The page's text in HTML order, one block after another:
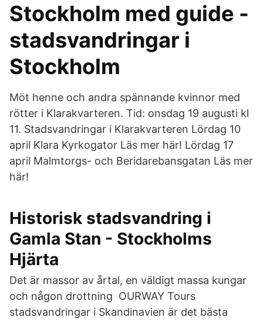
Stockholm med guide -
stadsvandringar i
Stockholm
Möt henne och andra spännande kvinnor med
rötter i Klarakvarteren. Tid: onsdag 19 augusti kl
11. Stadsvandringar i Klarakvarteren Lördag 10
april Klara Kyrkogator Läs mer här! Lördag 17
april Malmtorgs- och Beridarebansgatan Läs mer
här!
Historisk stadsvandring i
Gamla Stan - Stockholms
Hjärta
Det är massor av årtal, en väldigt massa kungar
och någon drottning OURWAY Tours
stadsvandringar i Skandinavien är det bästa